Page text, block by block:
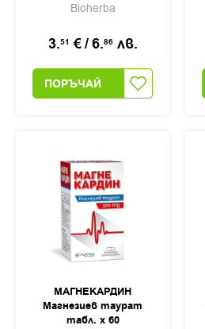
Bioherba
3.51 €/6.86 лв.
ПОРЪЧАЙ
МАГНЕКАРДИН
Магнезиев таурат
табл. х 60